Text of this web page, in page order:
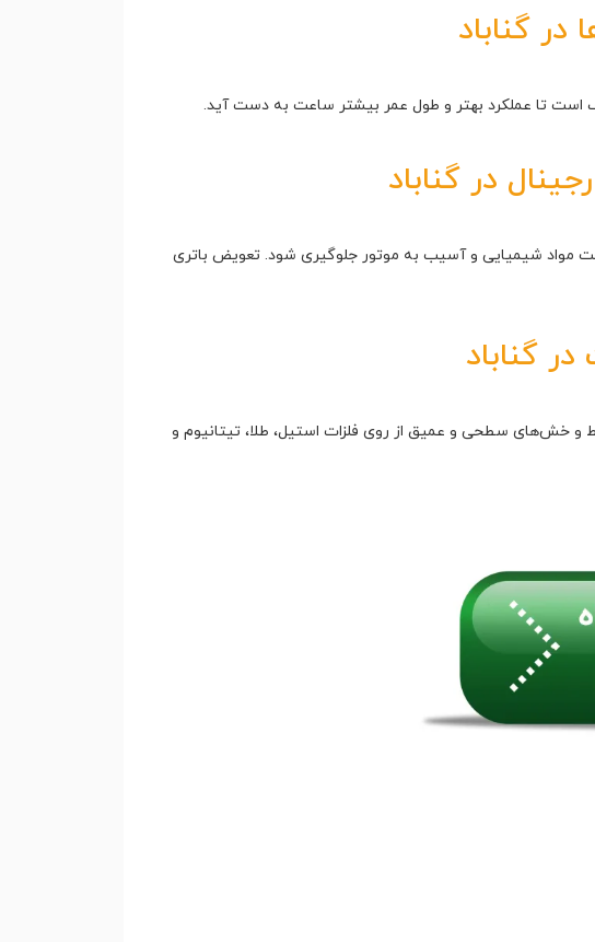
گناباد
در گناباد
مواد شیمیایی و آسیب به موتور جلوگیری شود. تعویض باتری
گناباد
و خش‌های سطحی و عمیق از روی فلزات استیل، طلا، تیتانیوم و